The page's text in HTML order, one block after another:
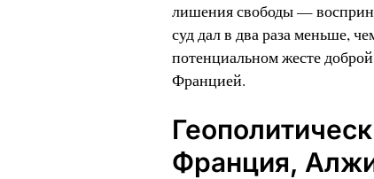
лишения свободы —
суд дал в два раза меньше,
потенциальном жесте
Францией.
Франция,